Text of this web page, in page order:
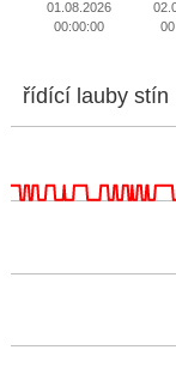
01.08.2026
00:00:00
řídící lauby stín